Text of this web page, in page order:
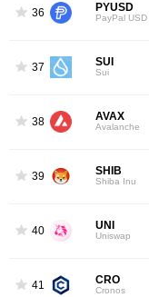
36 PYUSD
PayPal USD
37 SUI
Sui
38 AVAX
Avalanche
39 SHIB
Shiba Inu
40 UNI
Uniswap
41 CRO
Cronos